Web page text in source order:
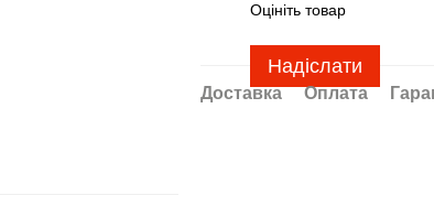
Оцініть товар
Надіслати
Доставка Оплата